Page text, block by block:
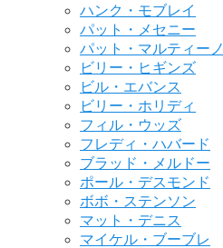
ハンク・モブレイ
パット・メセニー
パット・マルティーノ
ビリー・ヒギンズ
ビル・エバンス
ビリー・ホリディ
フィル・ウッズ
フレディ・ハバード
ブラッド・メルドー
ポール・デスモンド
ボボ・ステンソン
マット・デニス
マイケル・ブーブレ